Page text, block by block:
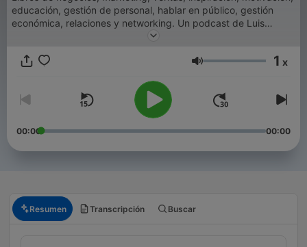
educación, gestión de personal, hablar en público, gestión
económica, relaciones y networking. Un podcast de Luis
Ramos, emprendedor, empresario y experto en Marca
Emprendedores es el podcast de Negocios más escuchado del
Volumen 1 x
00:00 00:00
Resumen Transcripción Buscar